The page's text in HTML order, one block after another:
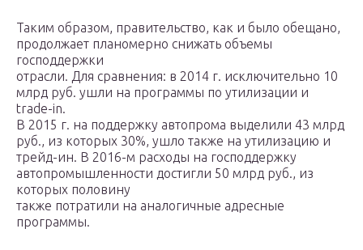
Таким образом, правительство, как и было обещано,
продолжает планомерно снижать объемы
господдержки
отрасли. Для сравнения: в 2014 г. исключительно 10
млрд руб. ушли на программы по утилизации и
trade-in.
В 2015 г. на поддержку автопрома выделили 43 млрд
руб., из которых 30%, ушло также на утилизацию и
трейд-ин. В 2016-м расходы на господдержку
автопромышленности достигли 50 млрд руб., из
которых половину
также потратили на аналогичные адресные
программы.